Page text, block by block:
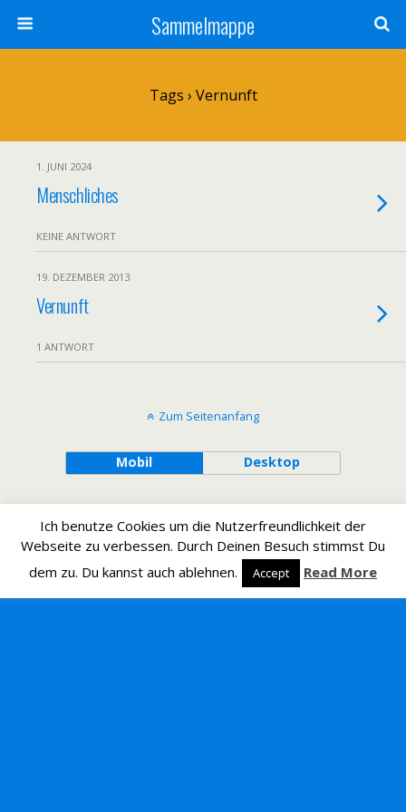
Sammelmappe
Tags › Vernunft
1. JUNI 2024
Menschliches
KEINE ANTWORT
19. DEZEMBER 2013
Vernunft
1 ANTWORT
Zum Seitenanfang
Mobil Desktop
Ich benutze Cookies um die Nutzerfreundlichkeit der
Webseite zu verbessen. Durch Deinen Besuch stimmst Du
dem zu. Du kannst auch ablehnen.
Accept Read More